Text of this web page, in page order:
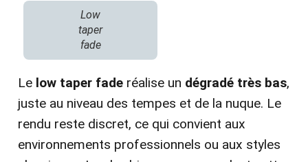
Low
taper
fade
Le low taper fade réalise un dégradé très bas,
juste au niveau des tempes et de la nuque. Le
rendu reste discret, ce qui convient aux
environnements professionnels ou aux styles